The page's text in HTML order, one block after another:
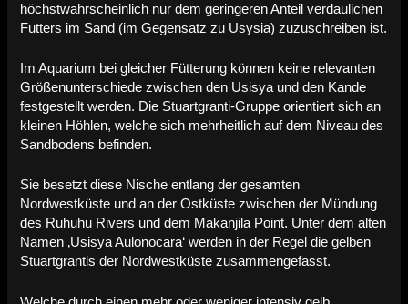
höchstwahrscheinlich nur dem geringeren Anteil verdaulichen
Futters im Sand (im Gegensatz zu Usysia) zuzuschreiben ist.
Im Aquarium bei gleicher Fütterung können keine relevanten
Größenunterschiede zwischen den Usisya und den Kande
festgestellt werden. Die Stuartgranti-Gruppe orientiert sich an
kleinen Höhlen, welche sich mehrheitlich auf dem Niveau des
Sandbodens befinden.
Sie besetzt diese Nische entlang der gesamten
Nordwestküste und an der Ostküste zwischen der Mündung
des Ruhuhu Rivers und dem Makanjila Point. Unter dem alten
Namen ‚Usisya Aulonocara‘ werden in der Regel die gelben
Stuartgrantis der Nordwestküste zusammengefasst.